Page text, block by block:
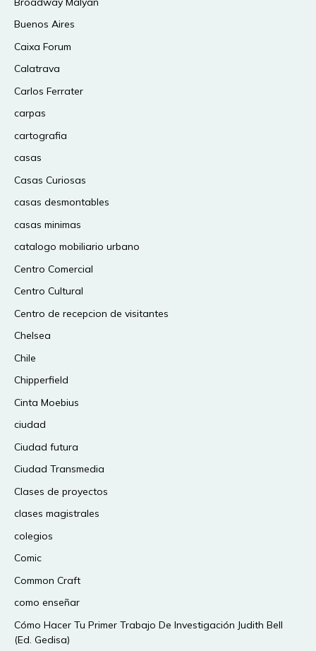
Buenos Aires
Caixa Forum
Calatrava
Carlos Ferrater
carpas
cartografia
casas
Casas Curiosas
casas desmontables
casas minimas
catalogo mobiliario urbano
Centro Comercial
Centro Cultural
Centro de recepcion de visitantes
Chelsea
Chile
Chipperfield
Cinta Moebius
ciudad
Ciudad futura
Ciudad Transmedia
Clases de proyectos
clases magistrales
colegios
Comic
Common Craft
como enseñar
Cómo Hacer Tu Primer Trabajo De Investigación Judith Bell
(Ed. Gedisa)